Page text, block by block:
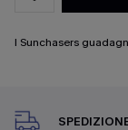
I Sunchasers